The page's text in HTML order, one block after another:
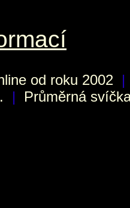
od roku 2002 |
| Průměrná